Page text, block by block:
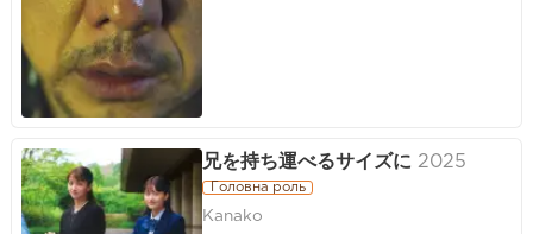
兄を持ち運べるサイズに 2025
Головна роль
Kanako